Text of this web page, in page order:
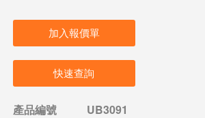
加入報價單
快速查詢
產品編號
UB3091